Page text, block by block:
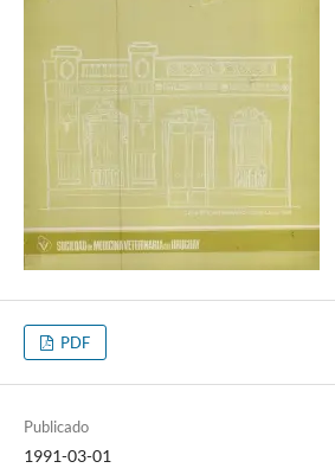
PDF
Publicado
1991-03-01